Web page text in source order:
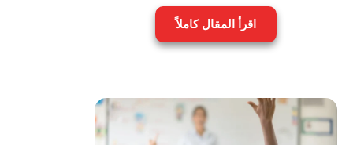
اقرأ المقال كاملاً